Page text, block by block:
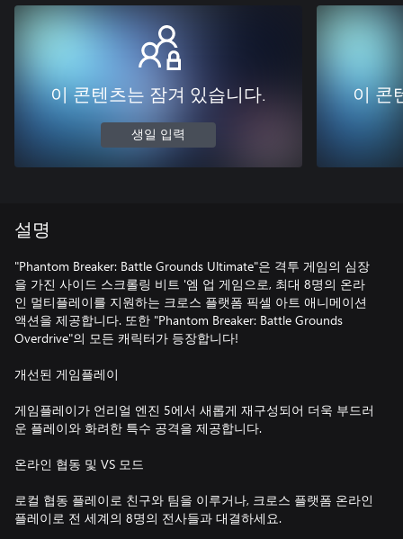
이 콘텐츠는 잠겨 있습니다.
생일 입력
이 콘
설명
"Phantom Breaker: Battle Grounds Ultimate"은 격투 게임의 심장
을 가진 사이드 스크롤링 비트 '엠 업 게임으로, 최대 8명의 온라
인 멀티플레이를 지원하는 크로스 플랫폼 픽셀 아트 애니메이션
액션을 제공합니다. 또한 "Phantom Breaker: Battle Grounds
Overdrive"의 모든 캐릭터가 등장합니다!
개선된 게임플레이
게임플레이가 언리얼 엔진 5에서 새롭게 재구성되어 더욱 부드러
운 플레이와 화려한 특수 공격을 제공합니다.
온라인 협동 및 VS 모드
로컬 협동 플레이로 친구와 팀을 이루거나, 크로스 플랫폼 온라인
플레이로 전 세계의 8명의 전사들과 대결하세요.